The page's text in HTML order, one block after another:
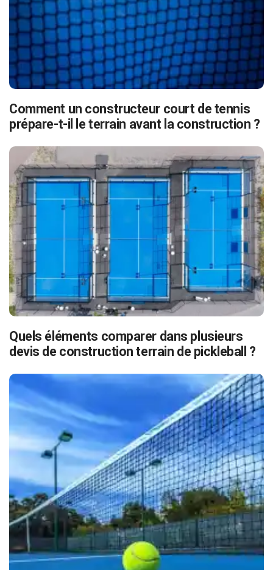
Comment un constructeur court de tennis
prépare-t-il le terrain avant la construction ?
Quels éléments comparer dans plusieurs
devis de construction terrain de pickleball ?